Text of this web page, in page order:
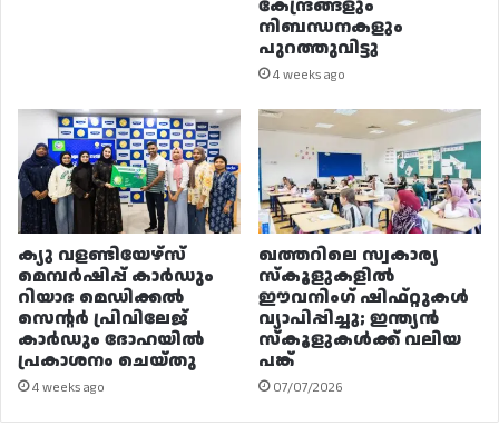
കേന്ദ്രങ്ങളും
നിബന്ധനകളും
പുറത്തുവിട്ടു
4 weeks ago
ക്യു വളണ്ടിയേഴ്‌സ്
മെമ്പർഷിപ്പ് കാർഡും
റിയാദ മെഡിക്കൽ
സെന്റർ പ്രിവിലേജ്
കാർഡും ദോഹയിൽ
പ്രകാശനം ചെയ്തു
4 weeks ago
ഖത്തറിലെ സ്വകാര്യ
സ്കൂളുകളിൽ
ഈവനിംഗ് ഷിഫ്റ്റുകൾ
വ്യാപിപ്പിച്ചു; ഇന്ത്യൻ
സ്കൂളുകൾക്ക് വലിയ
പങ്ക്
07/07/2026